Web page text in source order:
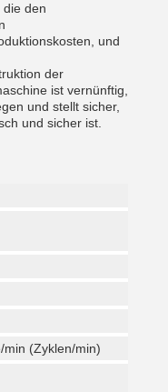
den
und
der
ist vernünftig,
und stellt sicher,
und sicher ist.
min (Zyklen/min)